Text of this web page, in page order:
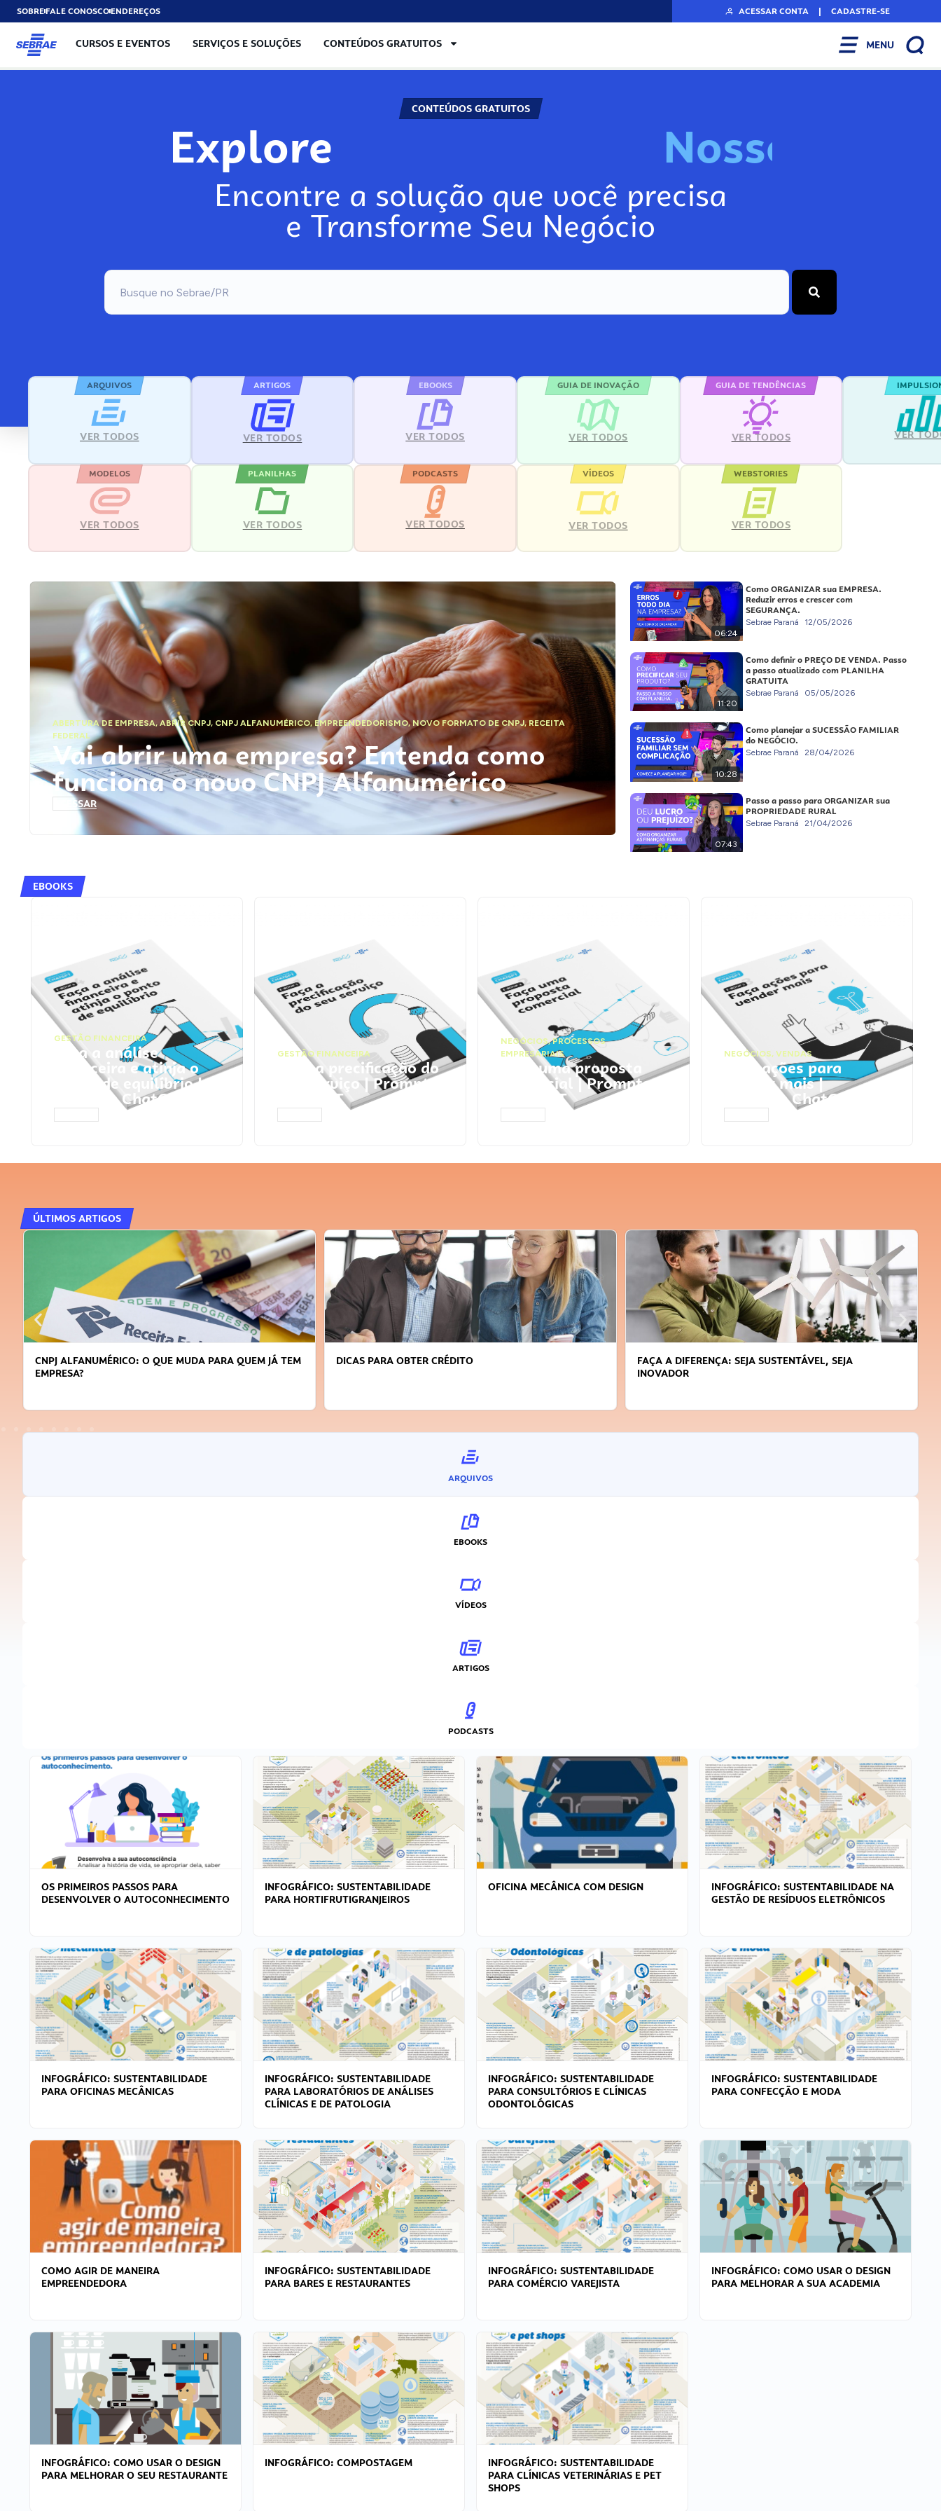
SOBREFALE CONOSCOENDEREÇOS ACESSAR CONTA | CADASTRE-SE
CURSOS E EVENTOS SERVIÇOS E SOLUÇÕES CONTEÚDOS GRATUITOS MENU
CONTEÚDOS GRATUITOS
Explore No
Encontre a solução que você precisa
e Transforme Seu Negócio
ARQUIVOS
VER TODOS
ARTIGOS
VER TODOS
EBOOKS
VER TODOS
GUIA DE INOVAÇÃO
VER TODOS
GUIA DE TENDÊNCIAS
VER TODOS VER
MODELOS
VER TODOS
PLANILHAS
VER TODOS
PODCASTS
VER TODOS
VÍDEOS
VER TODOS
WEBSTORIES
VER TODOS
ABERTURA DE EMPRESA,ABRIR CNPJ, CNPJ ALFANUMÉRICO, EMPREENDEDORISMO,NOVO FORMATO DE CNPJ,RECEITA
FEDERAL
Vai abrir uma empresa? Entenda como
funciona o novo CNPJ Alfanumérico
ACESSAR
06:24
Como ORGANIZAR sua EMPRESA.
Reduzir erros e crescer com
SEGURANÇA.
Sebrae Paraná 12/05/2026
11:20
Como definir o PREÇO DE VENDA. Passo
a passo atualizado com PLANILHA
GRATUITA
Sebrae Paraná 05/05/2026
10:28
Como planejar a SUCESSÃO FAMILIAR
do NEGÓCIO.
Sebrae Paraná 28/04/2026
07:43
Passo a passo para ORGANIZAR sua
PROPRIEDADE RURAL
Sebrae Paraná 21/04/2026
EBOOKS
GESTÃO FINANCEIRA
Faça a análise
financeira e atinja o
ponto de equilíbrio |
Prompts ChatGPT
GESTÃO FINANCEIRA
Faça a precificação do
seu serviço | Prompts
ChatGPT
NEGÓCIOS,PROCESSOS
EMPRESARIAIS
Faça uma proposta
comercial | Prompts
ChatGPT
NEGÓCIOS, VENDAS
Faça ações para
vender mais |
Prompts ChatGPT
ÚLTIMOS ARTIGOS
QUEM JÁ TEM DICAS PARA OBTER CRÉDITO
FAÇA A DIFERENÇA: SEJA SUSTENTÁVEL, SEJA
APRENDA A GERENCIAR O SEU TEMPO
ARQUIVOS
EBOOKS
VÍDEOS
ARTIGOS
PODCASTS
OS PRIMEIROS PASSOS PARA
DESENVOLVER O AUTOCONHECIMENTO
INFOGRÁFICO: SUSTENTABILIDADE
PARA HORTIFRUTIGRANJEIROS
OFICINA MECÂNICA COM DESIGN
INFOGRÁFICO: SUSTENTABILIDADE NA
GESTÃO DE RESÍDUOS ELETRÔNICOS
INFOGRÁFICO: SUSTENTABILIDADE
PARA OFICINAS MECÂNICAS
INFOGRÁFICO: SUSTENTABILIDADE
PARA LABORATÓRIOS DE ANÁLISES
CLÍNICAS E DE PATOLOGIA
INFOGRÁFICO: SUSTENTABILIDADE
PARA CONSULTÓRIOS E CLÍNICAS
ODONTOLÓGICAS
INFOGRÁFICO: SUSTENTABILIDADE
PARA CONFECÇÃO E MODA
COMO AGIR DE MANEIRA
EMPREENDEDORA
INFOGRÁFICO: SUSTENTABILIDADE
PARA BARES E RESTAURANTES
INFOGRÁFICO: SUSTENTABILIDADE
PARA COMÉRCIO VAREJISTA
INFOGRÁFICO: COMO USAR O DESIGN
PARA MELHORAR A SUA ACADEMIA
INFOGRÁFICO: COMO USAR O DESIGN
PARA MELHORAR O SEU RESTAURANTE
INFOGRÁFICO: COMPOSTAGEM
INFOGRÁFICO: SUSTENTABILIDADE
PARA CLÍNICAS VETERINÁRIAS E PET
SHOPS